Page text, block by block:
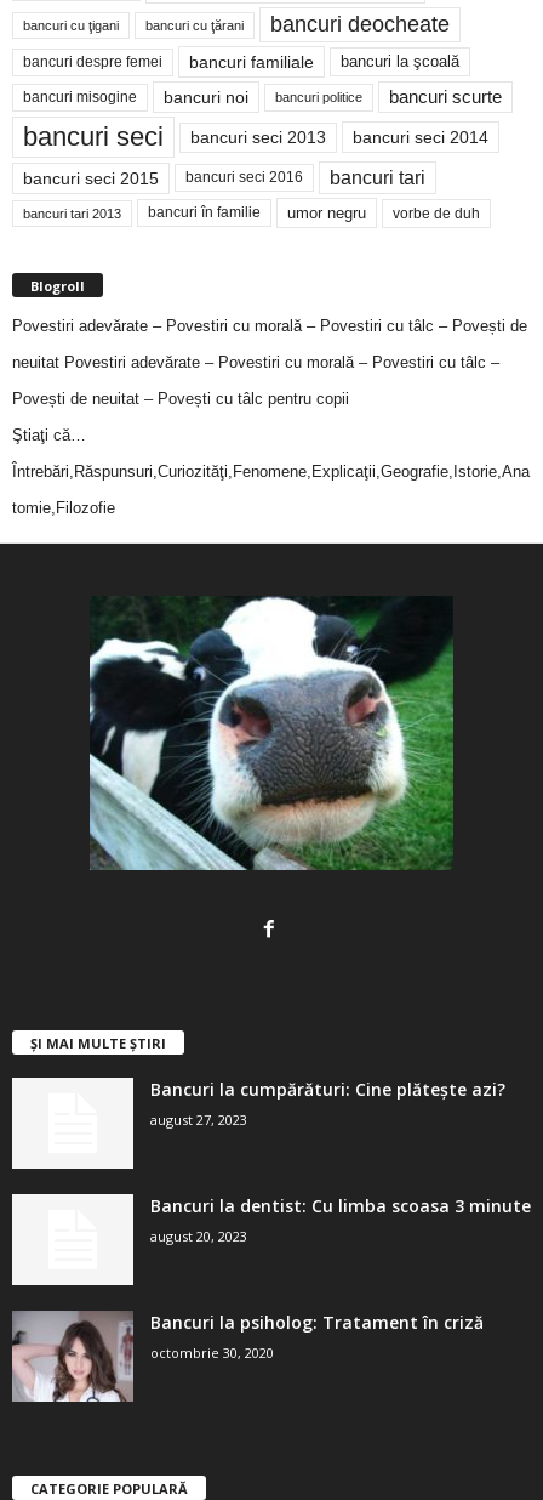
bancuri cu ţigani bancuri cu ţărani bancuri deocheate
bancuri despre femei bancuri familiale bancuri la şcoală
bancuri misogine bancuri noi bancuri politice bancuri scurte
bancuri seci bancuri seci 2013 bancuri seci 2014
bancuri seci 2015 bancuri seci 2016 bancuri tari
bancuri tari 2013 bancuri în familie umor negru vorbe de duh
Blogroll
Povestiri adevărate – Povestiri cu morală – Povestiri cu tâlc – Povești de
neuitat Povestiri adevărate – Povestiri cu morală – Povestiri cu tâlc –
Povești de neuitat – Povești cu tâlc pentru copii
Ştiaţi că…
Întrebări,Răspunsuri,Curiozităţi,Fenomene,Explicaţii,Geografie,Istorie,Ana
tomie,Filozofie
ȘI MAI MULTE ȘTIRI
Bancuri la cumpărături: Cine plătește azi?
august 27, 2023
Bancuri la dentist: Cu limba scoasa 3 minute
august 20, 2023
Bancuri la psiholog: Tratament în criză
octombrie 30, 2020
CATEGORIE POPULARĂ